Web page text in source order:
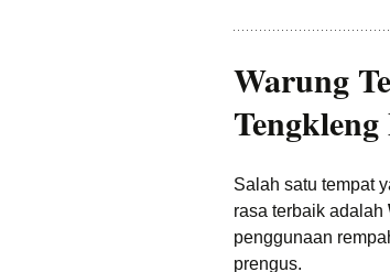
Warung
Salah satu tempat
rasa terbaik adalah
penggunaan
prengus.